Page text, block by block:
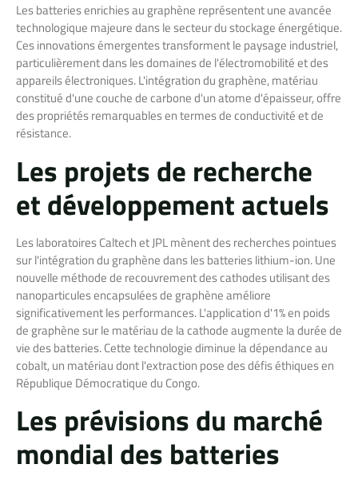
Les batteries enrichies au graphène représentent une avancée
technologique majeure dans le secteur du stockage énergétique.
Ces innovations émergentes transforment le paysage industriel,
particulièrement dans les domaines de l'électromobilité et des
appareils électroniques. L'intégration du graphène, matériau
constitué d'une couche de carbone d'un atome d'épaisseur, offre
des propriétés remarquables en termes de conductivité et de
résistance.
Les projets de recherche
et développement actuels
Les laboratoires Caltech et JPL mènent des recherches pointues
sur l'intégration du graphène dans les batteries lithium-ion. Une
nouvelle méthode de recouvrement des cathodes utilisant des
nanoparticules encapsulées de graphène améliore
significativement les performances. L'application d'1% en poids
de graphène sur le matériau de la cathode augmente la durée de
vie des batteries. Cette technologie diminue la dépendance au
cobalt, un matériau dont l'extraction pose des défis éthiques en
République Démocratique du Congo.
Les prévisions du marché
mondial des batteries